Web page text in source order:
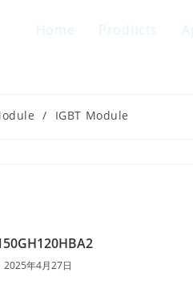
Home Products
/ IGBT Module
2025年4月27日